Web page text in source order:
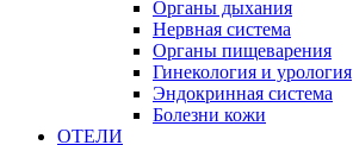
Органы дыхания
Нервная система
Органы пищеварения
Гинекология и урология
Эндокринная система
Болезни кожи
ОТЕЛИ